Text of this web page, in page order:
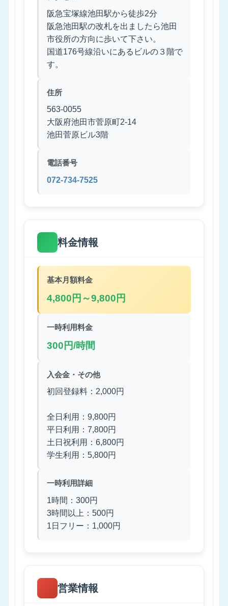
阪急宝塚線池田駅から徒歩2分
阪急池田駅の改札を出ましたら池田
市役所の方向に歩いて下さい。
国道176号線沿いにあるビルの３階で
す。
住所
563-0055
大阪府池田市菅原町2-14
池田菅原ビル3階
電話番号
072-734-7525
料金情報
基本月額料金
4,800円～9,800円
一時利用料金
300円/時間
入会金・その他
初回登録料：2,000円
全日利用：9,800円
平日利用：7,800円
土日祝利用：6,800円
学生利用：5,800円
一時利用詳細
1時間：300円
3時間以上：500円
1日フリー：1,000円
営業情報